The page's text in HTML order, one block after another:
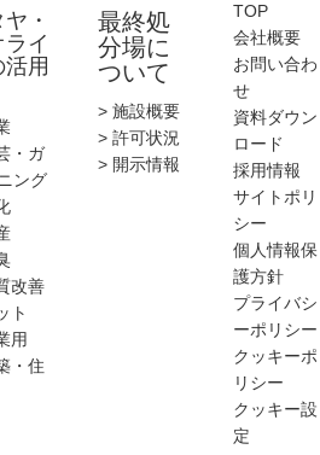
・
ライ
活用
・ガ
ング
改善
ト
用
・住
最終処
分場に
ついて
> 施設概要
> 許可状況
> 開示情報
TOP
会社概要
お問い合わ
せ
資料ダウン
ロード
採用情報
サイトポリ
シー
個人情報保
護方針
プライバシ
ーポリシー
クッキーポ
リシー
クッキー設
定